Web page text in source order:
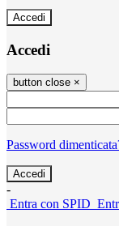
Accedi
Accedi
button close ×
Password
-
Entra con SPID